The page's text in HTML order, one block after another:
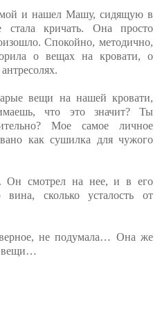
и нашел Машу, сидящую в
кричать. Она просто
Спокойно, методично,
о вещах на кровати, о
вещи на нашей кровати,
что это значит? Ты
Мое самое личное
как сушилка для чужого
Он смотрел на нее, и в его
вина, сколько усталость от
не подумала… Она же
вещи…